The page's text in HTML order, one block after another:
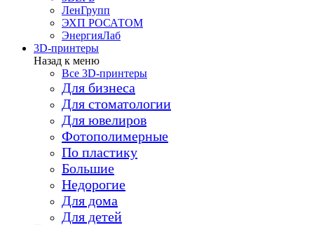
ЛенГрупп
ЭХП РОСАТОМ
ЭнергияЛаб
3D-принтеры
Назад к меню
Все 3D-принтеры
Для бизнеса
Для стоматологии
Для ювелиров
Фотополимерные
По пластику
Большие
Недорогие
Для дома
Для детей